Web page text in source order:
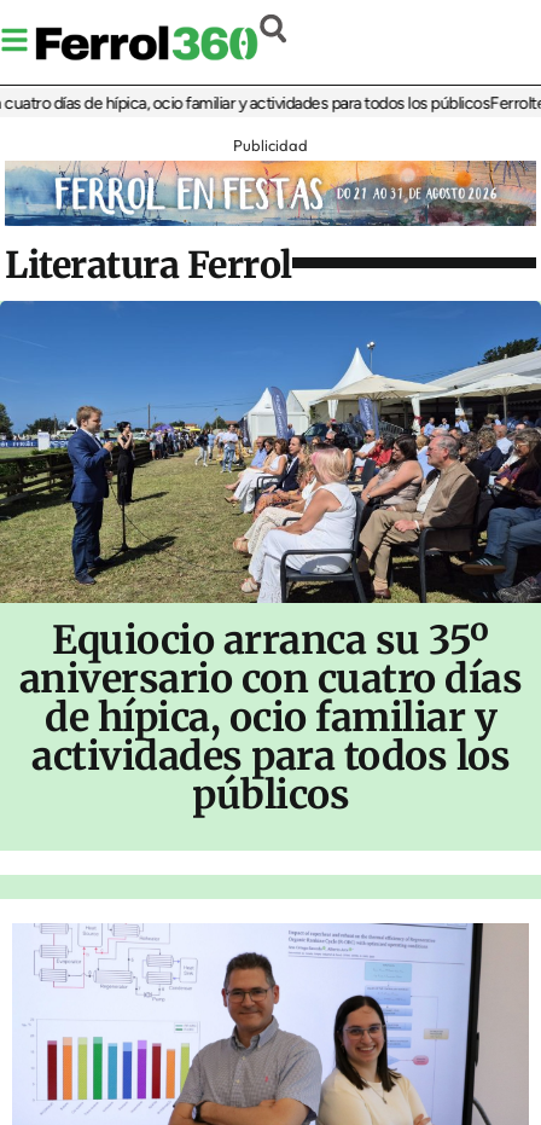
días de hípica, ocio familiar y actividades para todos los públicosFerrolterra
Publicidad
Literatura Ferrol
Equiocio arranca su 35º
aniversario con cuatro días
de hípica, ocio familiar y
actividades para todos los
públicos